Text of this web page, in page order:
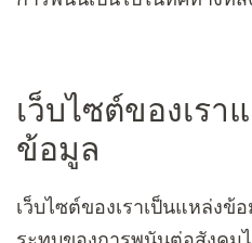
เว็บไซต์ของเรา
ข้อมูล
เว็บไซต์ของเราเป็นแหล่งข้